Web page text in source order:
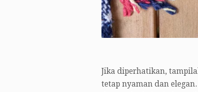
Jika diperhatikan,
tetap nyaman dan